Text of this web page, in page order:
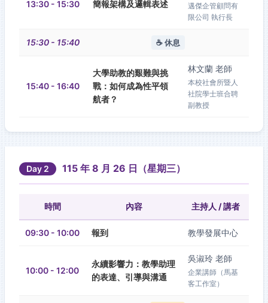
13:30 - 15:30 簡報架構及邏輯表述
邁傑企管顧問有
限公司 執行長
15:30 - 15:40 ☕ 休息
15:40 - 16:40
大學助教的艱難與挑
戰：如何成為性平領
航者？
林文蘭 老師
本校社會所暨人
社院學士班合聘
副教授
Day 2 115 年 8 月 26 日（星期三）
時間 內容 主持人 / 講者
09:30 - 10:00 報到 教學發展中心
10:00 - 12:00
永續影響力：教學助理
的表達、引導與溝通
吳淑玲 老師
企業講師（馬基
客工作室）